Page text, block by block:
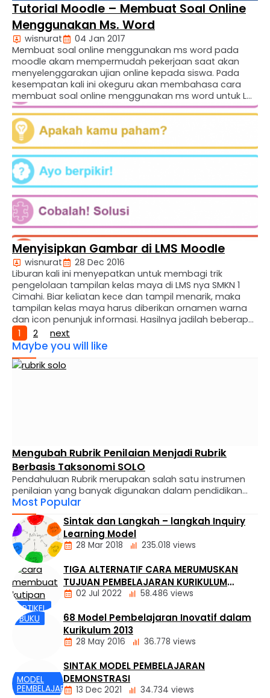
Tutorial Moodle – Membuat Soal Online
Menggunakan Ms. Word
wisnurat
04 Jan 2017
Membuat soal online menggunakan ms word pada
moodle akam mempermudah pekerjaan saat akan
menyelenggarakan ujian online kepada siswa. Pada
kesempatan kali ini okeguru akan membahasa cara
membuat soal online menggunakan ms word untuk LM
Moodle. Membuat Soal Online Menggunakan Ms Word
Sebelum membahas “Cara Membuat Soal Online
Menggunakan Ms.Word”. Silahkan download dahulu
template file DOC …
Menyisipkan Gambar di LMS Moodle
wisnurat
28 Dec 2016
Liburan kali ini menyepatkan untuk membagi trik
pengelolaan tampilan kelas maya di LMS nya SMKN 1
Cimahi. Biar keliatan kece dan tampil menarik, maka
tampilan kelas maya harus diberikan ornamen warna
dan icon penunjuk informasi. Hasilnya jadilah beberapa
icon penunjuk informasi seperti gambar di atas dan
buat hasil tempelan icon petunjuk dapat dilihat disini.
Cara …
1 2 next
Maybe you will like
Mengubah Rubrik Penilaian Menjadi Rubrik
Berbasis Taksonomi SOLO
Pendahuluan Rubrik merupakan salah satu instrumen
penilaian yang banyak digunakan dalam pendidikan
karena mampu membantu guru melakukan penilaian
secara lebih sistematis, transparan, dan konsisten.
Melalui rubrik, guru dapat menjelaskan kriteria
keberhasilan suatu tugas sekaligus memberikan
umpan balik yang lebih terarah kepada siswa. Namun
demikian, dalam praktiknya banyak rubrik masih
berfokus pada pengukuran hasil akhir. Rubrik …
Most Popular
MODEL
PEMBELAJARAN
Sintak dan Langkah – langkah Inquiry
Learning Model
28 Mar 2018 235.018 views
ARTIKEL
KURIKULUM
TIGA ALTERNATIF CARA MERUMUSKAN
TUJUAN PEMBELAJARAN KURIKULUM
MERDEKA
02 Jul 2022 58.486 views
BUKU
68 Model Pembelajaran Inovatif dalam
Kurikulum 2013
28 May 2016 36.778 views
MODEL
PEMBELAJARAN
SINTAK MODEL PEMBELAJARAN
DEMONSTRASI
13 Dec 2021 34.734 views